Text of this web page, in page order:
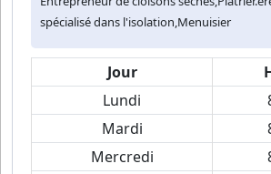
spécialisé dans l'isolation,Menuisier
Jour
Lundi
Mardi
Mercredi